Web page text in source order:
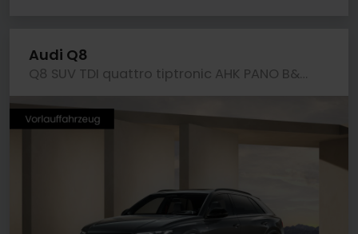
Audi Q8
Q8 SUV TDI quattro tiptronic AHK PANO B&O LM23